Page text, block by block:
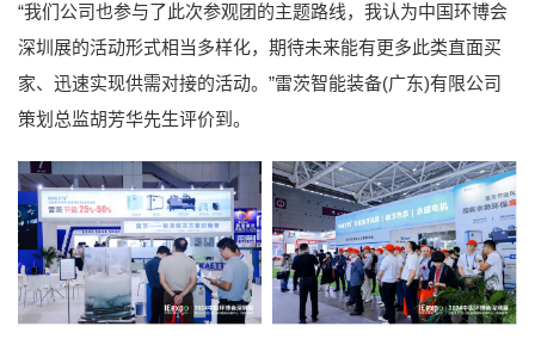
“我们公司也参与了此次参观团的主题路线，我认为中国环博会
深圳展的活动形式相当多样化，期待未来能有更多此类直面买
家、迅速实现供需对接的活动。”雷茨智能装备(广东)有限公司
策划总监胡芳华先生评价到。